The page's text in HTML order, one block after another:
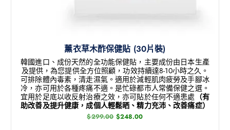
薰衣草木酢保健貼 (30片裝)
韓國進口、成份天然的全功能保健貼，主要成份由日本生產
及提供，為您提供全方位照顧，功效持續達8-10小時之久。
可排除體內毒素，清走濕氣。適用於減輕肌肉疲勞及手腳冰
冷，亦可用於各種疼痛不適。是忙碌都市人常備保健之選。
宜用於足底以收反射治療之效，亦可貼於任何不適患處 （有
助改善及提升健康，成個人輕鬆晒、精力充沛、改善痛症）
$299.00 $248.00